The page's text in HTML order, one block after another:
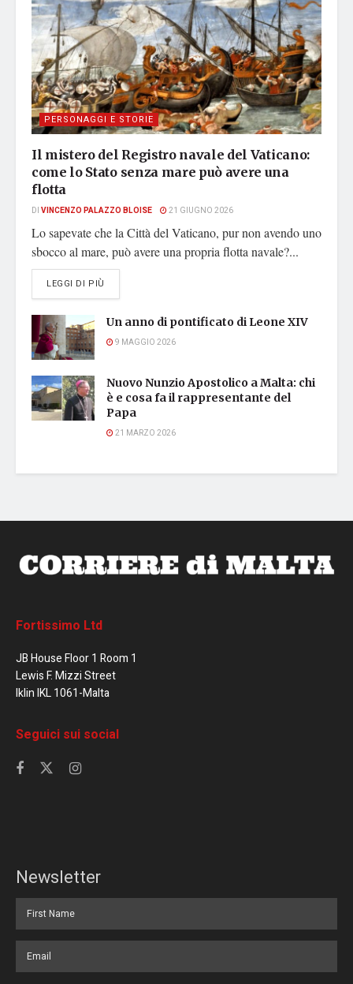
PERSONAGGI E STORIE
Il mistero del Registro navale del Vaticano:
come lo Stato senza mare può avere una
flotta
DI VINCENZO PALAZZO BLOISE 21 GIUGNO 2026
Lo sapevate che la Città del Vaticano, pur non avendo uno
sbocco al mare, può avere una propria flotta navale?...
LEGGI DI PIÙ
Un anno di pontificato di Leone XIV
9 MAGGIO 2026
Nuovo Nunzio Apostolico a Malta: chi
è e cosa fa il rappresentante del
Papa
21 MARZO 2026
Fortissimo Ltd
JB House Floor 1 Room 1
Lewis F. Mizzi Street
Iklin IKL 1061-Malta
Seguici sui social
Newsletter